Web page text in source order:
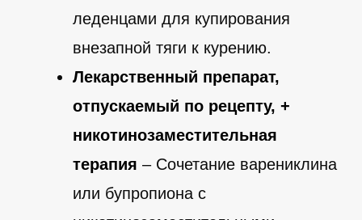
леденцами для купирования
внезапной тяги к курению.
Лекарственный препарат,
отпускаемый по рецепту, +
никотинозаместительная
терапия – Сочетание варениклина
или бупропиона с